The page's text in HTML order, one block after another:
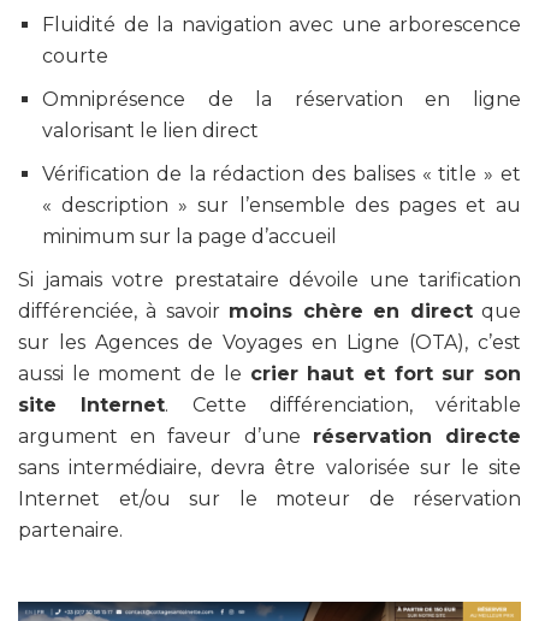
Fluidité de la navigation avec une arborescence
courte
Omniprésence de la réservation en ligne
valorisant le lien direct
Vérification de la rédaction des balises « title » et
« description » sur l’ensemble des pages et au
minimum sur la page d’accueil
Si jamais votre prestataire dévoile une tarification
différenciée, à savoir moins chère en directque
sur les Agences de Voyages en Ligne (OTA), c’est
aussi le moment de le crier haut et fort sur son
site Internet. Cette différenciation, véritable
argument en faveur d’une réservation directe
sans intermédiaire, devra être valorisée sur le site
Internet et/ou sur le moteur de réservation
partenaire.